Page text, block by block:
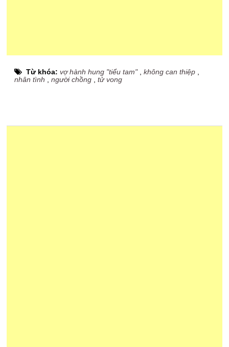
Từ khóa:vợ hành hung "tiểu tam",không can thiệp
nhân tình ,người chồng ,tử vong